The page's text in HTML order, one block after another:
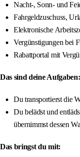
Nacht-, Sonn- und
Fahrgeldzuschuss,
Elektronische
Vergünstigungen bei
Rabattportal mit
Das sind deine Aufgaben:
Du transportierst die
Du belädst und
übernimmst dessen
Das bringst du mit: